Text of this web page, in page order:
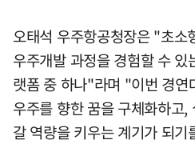
오태석 우주항공청장은 "초소
우주개발 과정을 경험할 수
랫폼 중 하나"라며 "이번 경연
우주를 향한 꿈을 구체화하고
갈 역량을 키우는 계기가 되